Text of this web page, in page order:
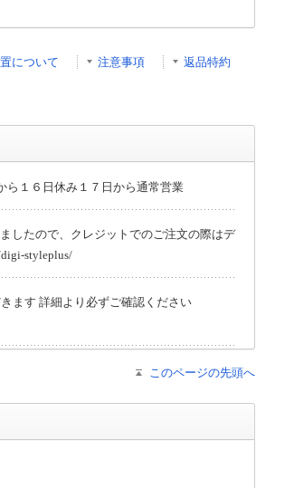
について 注意事項
返品特約
ら１６日休み１７日から通常営業
したので、クレジットでのご注文の際はデ
styleplus/
ます 詳細より必ずご確認ください
このページの先頭へ